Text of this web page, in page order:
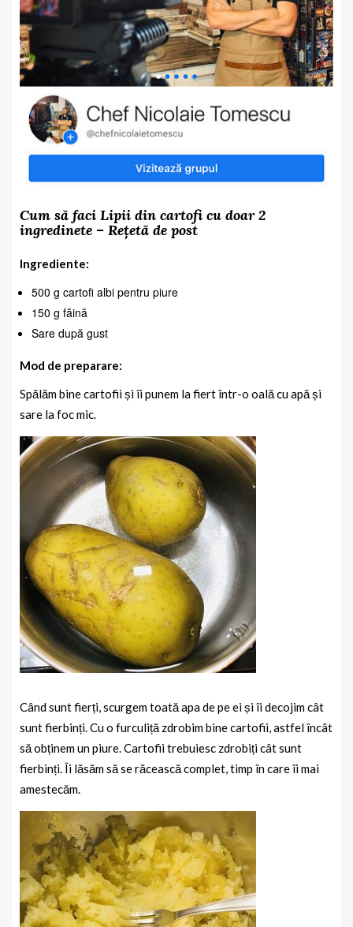
Cum să faci Lipii din cartofi cu doar 2
ingredinete – Rețetă de post
Ingrediente:
500 g cartofi albi pentru piure
150 g făină
Sare după gust
Mod de preparare:
Spălăm bine cartofii și îi punem la fiert într-o oală cu apă și
sare la foc mic.
Când sunt fierți, scurgem toată apa de pe ei și îi decojim cât
sunt fierbinți.Cu o furculiță zdrobim bine cartofii, astfel încât
să obținem un piure. Cartofii trebuiesc zdrobiți cât sunt
fierbinți. Îi lăsăm să se răcească complet, timp în care îi mai
amestecăm.